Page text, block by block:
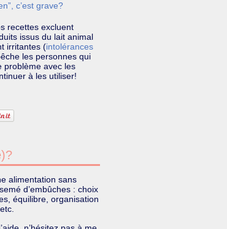
c’est grave?
recettes excluent
issus du lait animal
irritantes (intolérances
les personnes qui
problème avec les
à les utiliser!
alimentation sans
d’embûches : choix
équilibre, organisation